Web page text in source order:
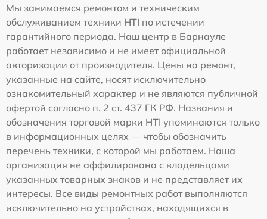
Мы занимаемся ремонтом и техническим
обслуживанием техники HTI по истечении
гарантийного периода. Наш центр в Барнауле
работает независимо и не имеет официальной
авторизации от производителя. Цены на ремонт,
указанные на сайте, носят исключительно
ознакомительный характер и не являются публичной
офертой согласно п. 2 ст. 437 ГК РФ. Названия и
обозначения торговой марки HTI упоминаются только
в информационных целях — чтобы обозначить
перечень техники, с которой мы работаем. Наша
организация не аффилирована с владельцами
указанных товарных знаков и не представляет их
интересы. Все виды ремонтных работ выполняются
исключительно на устройствах, находящихся в